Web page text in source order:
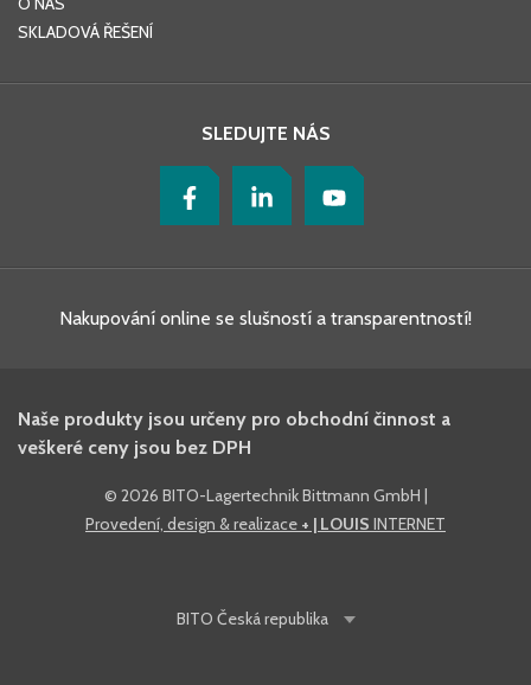
SKLADOVÁ ŘEŠENÍ
SLEDUJTE NÁS
Nakupování online se slušností a transparentností!
Naše produkty jsou určeny pro obchodní činnost a
veškeré ceny jsou bez DPH
© 2026 BITO-Lagertechnik Bittmann GmbH |
Provedení, design & realizace + | LOUIS INTERNET
BITO Česká republika